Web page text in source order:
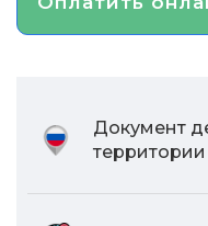
Документ